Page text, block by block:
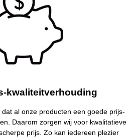
kwaliteitverhouding
al onze producten een goede prijs-
Daarom zorgen wij voor kwalitatieve
prijs. Zo kan iedereen plezier